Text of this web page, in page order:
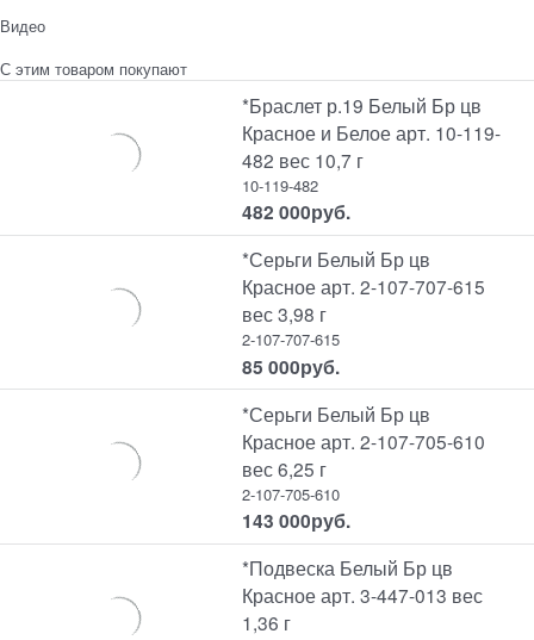
Видео
С этим товаром покупают
*Браслет р.19 Белый Бр цв
Красное и Белое арт. 10-119-
482 вес 10,7 г
10-119-482
482 000руб.
*Серьги Белый Бр цв
Красное арт. 2-107-707-615
вес 3,98 г
2-107-707-615
85 000руб.
*Серьги Белый Бр цв
Красное арт. 2-107-705-610
вес 6,25 г
2-107-705-610
143 000руб.
*Подвеска Белый Бр цв
Красное арт. 3-447-013 вес
1,36 г